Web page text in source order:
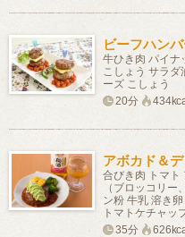
ビーフハン
牛ひき肉 パイナ
こしょう サラダ
ーズ こしょう
20分
アボカド＆
合びき肉 トマト
（ブロッコリ
ン粉 牛乳 溶き
トマトケチャッ
35分